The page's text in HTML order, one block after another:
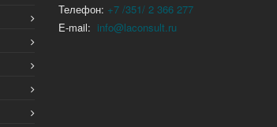
Телефон: +7 /351/ 2 366 277
E-mail: info@laconsult.ru